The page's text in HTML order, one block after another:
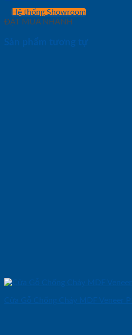
Hệ thống Showroom
ĐẶT MUA NHANH
Sản phẩm tương tự
Cửa Gỗ Chống Cháy MDF Veneer